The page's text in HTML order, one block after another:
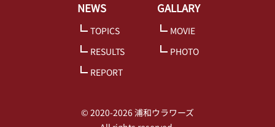
NEWS
TOPICS
RESULTS
REPORT
GALLARY
MOVIE
PHOTO
© 2020-2026 浦和ウラワーズ